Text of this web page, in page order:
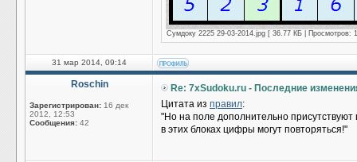
Сумдоку 2225 29-03-2014.jpg [ 36.77 КБ | Просмотров:
31 мар 2014, 09:14
Roschin
Зарегистрирован: 16 дек
2012, 12:53
Сообщения: 42
Re: 7xSudoku.ru - Последние
Цитата из правил:
"Но на поле дополнительно
в этих блоках цифры могут повторяться!"